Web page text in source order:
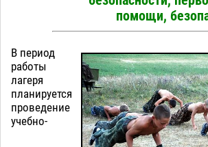
помощи,
В период
работы
лагеря
планируется
проведение
учебно-